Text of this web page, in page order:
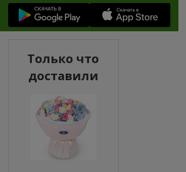
Только что
доставили